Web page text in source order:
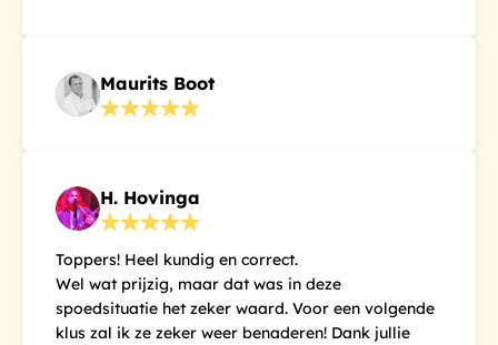
Maurits Boot
H. Hovinga
Toppers! Heel kundig en correct.
Wel wat prijzig, maar dat was in deze
spoedsituatie het zeker waard. Voor een volgende
klus zal ik ze zeker weer benaderen! Dank jullie